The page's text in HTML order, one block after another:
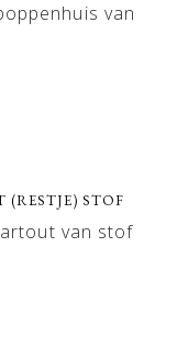
van
STOF
van stof